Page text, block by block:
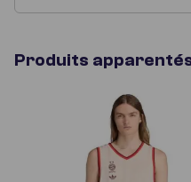
Produits